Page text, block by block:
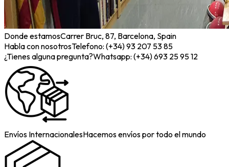
Donde estamosCarrer Bruc, 87, Barcelona, Spain
Habla con nosotrosTelefono: (+34) 93 207 53 85
¿Tienes alguna pregunta?Whatsapp: (+34) 693 25 95 12
Envíos InternacionalesHacemos envíos por todo el mundo